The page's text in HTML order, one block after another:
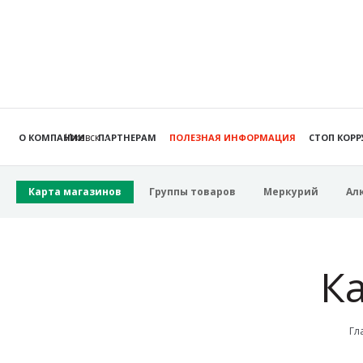
Ижевск
О КОМПАНИИ ПАРТНЕРАМ ПОЛЕЗНАЯ ИНФОРМАЦИЯ СТОП
Карта магазинов Группы товаров Меркурий